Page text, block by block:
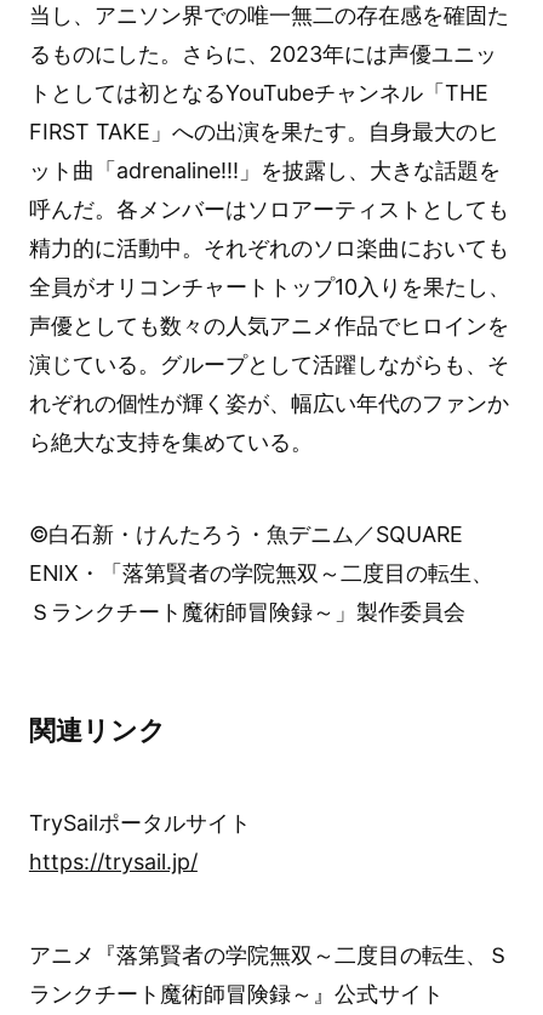
当し、アニソン界での唯一無二の存在感を確固た
るものにした。さらに、2023年には声優ユニッ
トとしては初となるYouTubeチャンネル「THE
FIRST TAKE」への出演を果たす。自身最大のヒ
ット曲「adrenaline!!!」を披露し、大きな話題を
呼んだ。各メンバーはソロアーティストとしても
精力的に活動中。それぞれのソロ楽曲においても
全員がオリコンチャートトップ10入りを果たし、
声優としても数々の人気アニメ作品でヒロインを
演じている。グループとして活躍しながらも、そ
れぞれの個性が輝く姿が、幅広い年代のファンか
ら絶大な支持を集めている。
©白石新・けんたろう・魚デニム／SQUARE
ENIX・「落第賢者の学院無双～二度目の転生、
Ｓランクチート魔術師冒険録～」製作委員会
関連リンク
TrySailポータルサイト
https://trysail.jp/
アニメ『落第賢者の学院無双～二度目の転生、Ｓ
ランクチート魔術師冒険録～』公式サイト